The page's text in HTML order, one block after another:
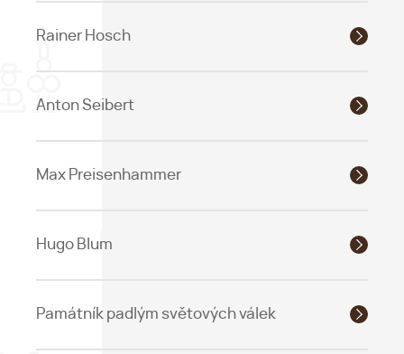
Rainer Hosch
Anton Seibert
Max Preisenhammer
Hugo Blum
Památník padlým světových válek